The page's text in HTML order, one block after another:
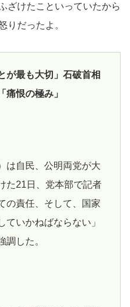
ざけたこといっていたから
りだったよ。
が最も大切」石破首相
恨の極み」
は自民、公明両党が大
た21日、党本部で記者
の責任、そして、国家
ていかねばならない」
調した。